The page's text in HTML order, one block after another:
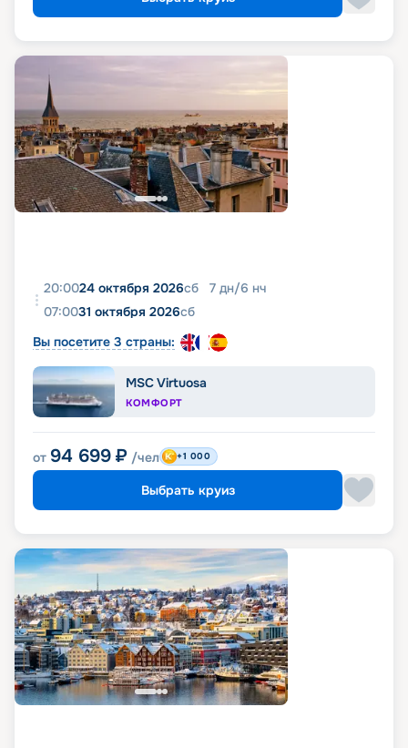
20:0024 октября 2026сб 7 дн/6 нч
07:0031 октября 2026сб
Вы посетите 3 страны:
MSC Virtuosa
КОМФОРТ
от 94 699 ₽ /чел +1 000
Выбрать круиз